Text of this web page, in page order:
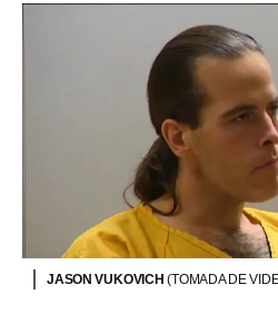
JASON VUKOVICH(TOMADA DE